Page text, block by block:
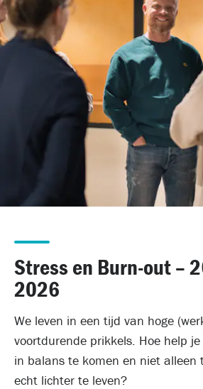
Stress en Burn-out –
2026
We leven in een tijd van hoge
voortdurende prikkels. Hoe help
in balans te komen en niet alleen
echt lichter te leven?